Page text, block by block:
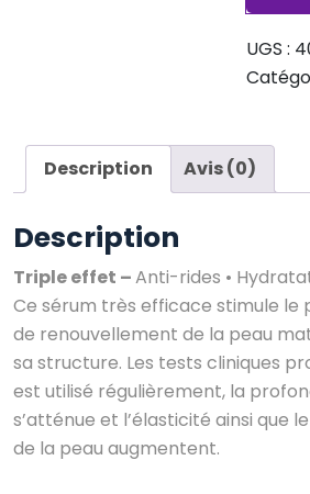
ANTI-
ÂGE
PEAUX
UGS :
Description Avis (0)
Description
Triple effet –Anti-rides •
Ce sérum très efficace stimule le
de renouvellement de la peau
sa structure. Les tests cliniques
est utilisé régulièrement, la
s’atténue et l’élasticité ainsi que
de la peau augmentent.